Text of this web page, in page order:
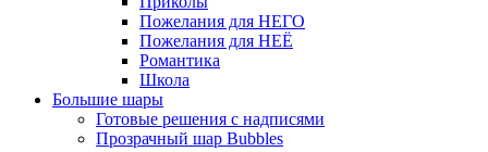
Пожелания для НЕГО
Пожелания для НЕЁ
Романтика
Школа
Большие шары
Готовые решения с надписями
Прозрачный шар Bubbles